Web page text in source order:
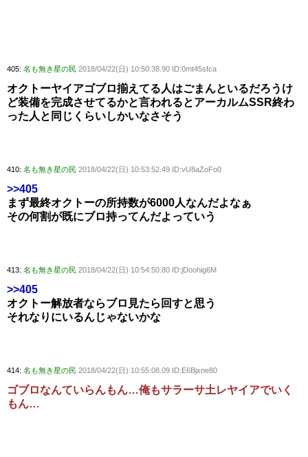
405: 名も無き星の民 2018/04/22(日) 10:50:38.90 ID:0mt45sfca
オクトーヤイアゴブロ揃えてる人はごまんといるだろうけ
ど装備を完成させてるかと言われるとアーカルムSSR終わ
った人と同じくらいしかいなさそう
410: 名も無き星の民 2018/04/22(日) 10:53:52.49 ID:vU8aZoFo0
>>405
まず最終オクトーの所持数が6000人なんだよなぁ
その何割が既にブロ持ってんだよっていう
413: 名も無き星の民 2018/04/22(日) 10:54:50.80 ID:jDoohig6M
>>405
オクトー解放者ならブロ見たら回すと思う
それなりにいるんじゃないかな
414: 名も無き星の民 2018/04/22(日) 10:55:08.09 ID:E6Bjxne80
ゴブロなんていらんもん…俺もサラーサ土レヤイアでいく
もん…